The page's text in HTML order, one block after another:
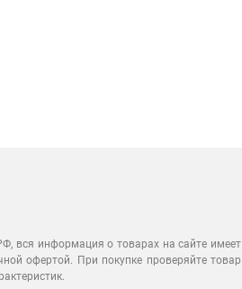
вся информация о товарах на сайте имеет
офертой. При покупке проверяйте товар